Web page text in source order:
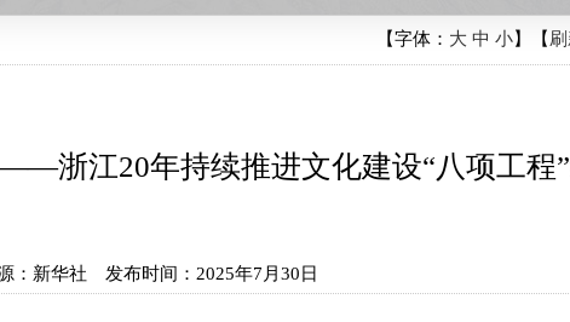
【字体： 大 中 小】【
浙江20年持续推进文化建设“八项工程
： 新华社 发布时间： 2025年7月30日